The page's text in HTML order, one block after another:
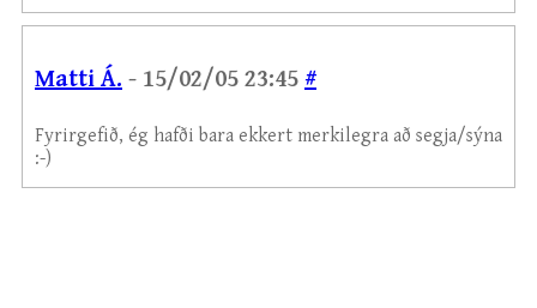
Matti Á. - 15/02/05 23:45 #
Fyrirgefið, ég hafði bara ekkert merkilegra að segja/sýna
:-)